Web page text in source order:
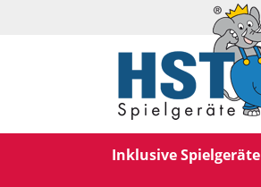
Inklusive Spielgeräte